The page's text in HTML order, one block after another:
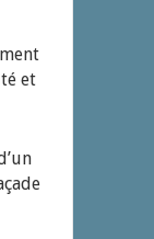
et